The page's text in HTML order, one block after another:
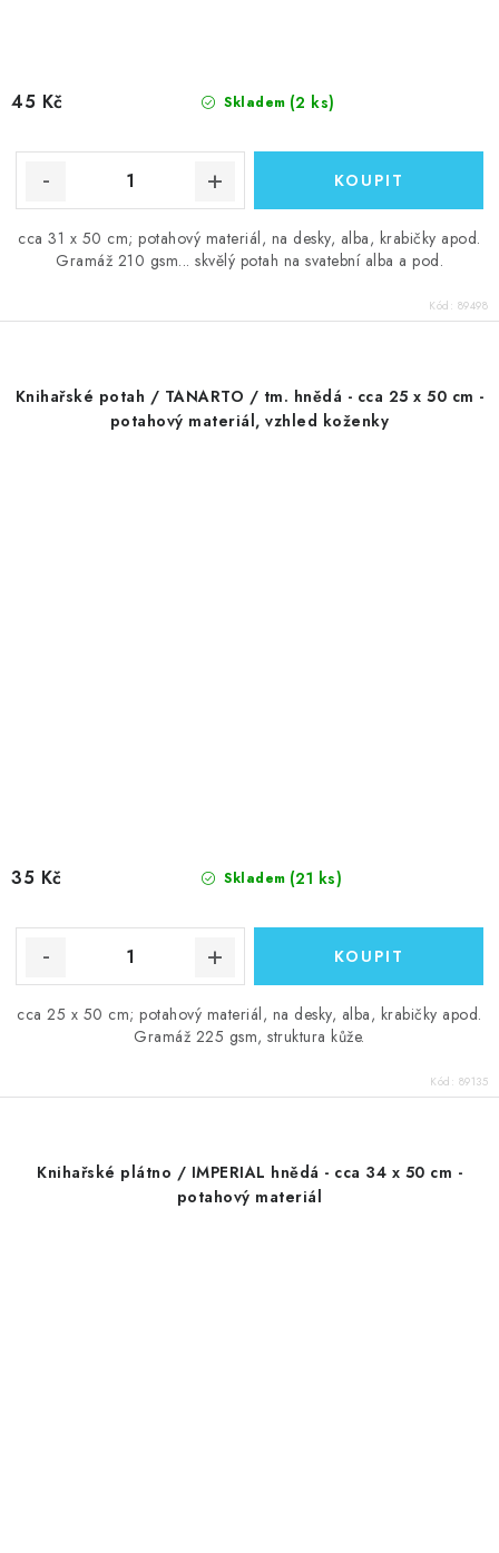
Skladem (2 ks)
45 Kč
cca 31 x 50 cm; potahový materiál, na desky, alba, krabičky apod.
Gramáž 210 gsm... skvělý potah na svatební alba a pod.
Kód: 89498
Knihařské potah / TANARTO / tm. hnědá - cca 25 x 50 cm -
potahový materiál, vzhled koženky
Skladem (21 ks)
35 Kč
cca 25 x 50 cm; potahový materiál, na desky, alba, krabičky apod.
Gramáž 225 gsm, struktura kůže.
Kód: 89135
Knihařské plátno / IMPERIAL hnědá - cca 34 x 50 cm -
potahový materiál